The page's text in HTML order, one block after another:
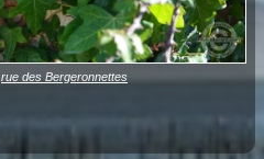
rue des Bergeronnettes